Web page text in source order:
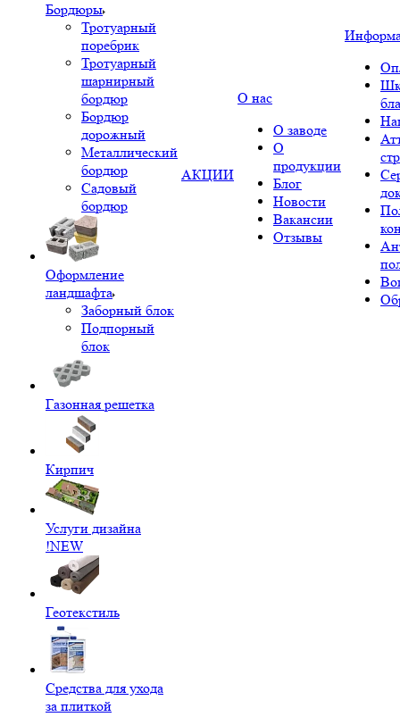
Бордюры
Тротуарный
поребрик
Тротуарный
шарнирный
бордюр
Бордюр
дорожный
Металлический
бордюр
Садовый
бордюр
Оформление
ландшафта
Заборный блок
Подпорный
блок
Газонная решетка
Кирпич
Услуги дизайна
!NEW
Геотекстиль
Средства для ухода
за плиткой
АКЦИИ
О нас
О заводе
О
продукции
Блог
Новости
Вакансии
Отзывы